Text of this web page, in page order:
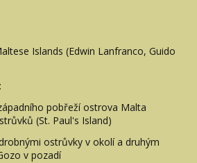
Islands (Edwin Lanfranco, Guido
pobřeží ostrova Malta
(St. Paul's Island)
ostrůvky v okolí a druhým
v pozadí